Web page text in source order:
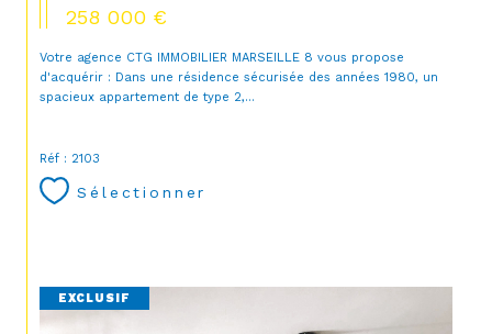
258 000 €
Votre agence CTG IMMOBILIER MARSEILLE 8 vous propose
d'acquérir : Dans une résidence sécurisée des années 1980, un
spacieux appartement de type 2,...
Réf : 2103
Sélectionner
EXCLUSIF